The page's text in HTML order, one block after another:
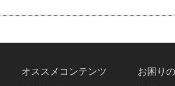
オススメコンテンツ お困り